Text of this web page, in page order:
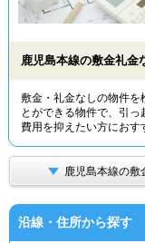
鹿児島本線の敷金礼金
敷金・礼金なしの物件を
とができる物件で、引
費用を抑えたい方におす
鹿児島本線の敷
沿線・住所から探す